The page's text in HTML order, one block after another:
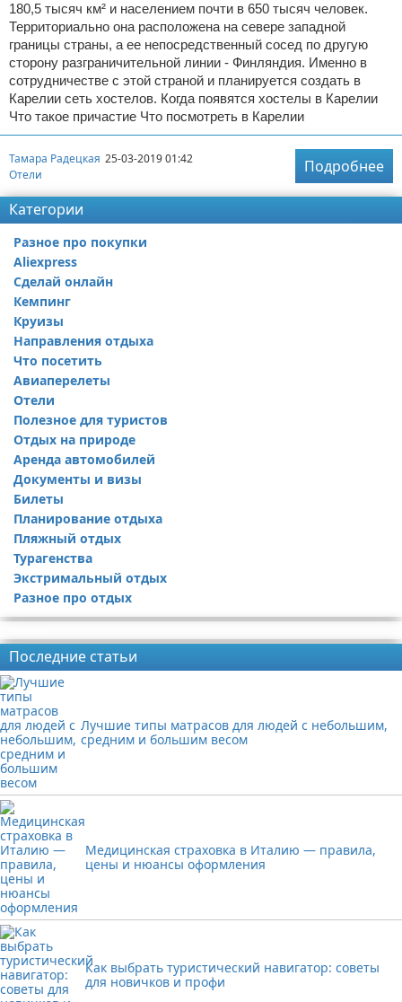
180,5 тысяч км² и населением почти в 650 тысяч человек.
Территориально она расположена на севере западной
границы страны, а ее непосредственный сосед по другую
сторону разграничительной линии - Финляндия. Именно в
сотрудничестве с этой страной и планируется создать в
Карелии сеть хостелов. Когда появятся хостелы в Карелии
Что такое причастие Что посмотреть в Карелии
Тамара Радецкая 25-03-2019 01:42
Отели
Подробнее
Категории
Разное про покупки
Aliexpress
Сделай онлайн
Кемпинг
Круизы
Направления отдыха
Что посетить
Авиаперелеты
Отели
Полезное для туристов
Отдых на природе
Аренда автомобилей
Документы и визы
Билеты
Планирование отдыха
Пляжный отдых
Турагенства
Экстримальный отдых
Разное про отдых
Последние статьи
Лучшие типы матрасов для людей с небольшим,
средним и большим весом
Медицинская страховка в Италию — правила,
цены и нюансы оформления
Как выбрать туристический навигатор: советы
для новичков и профи